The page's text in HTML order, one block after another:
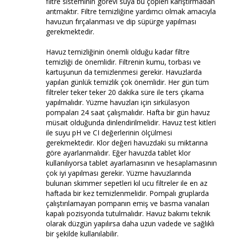
arıtmaktır. Filtre temizliğine yardımcı olmak amacıyla
havuzun fırçalanması ve dip süpürge yapılması
gerekmektedir.
Havuz temizliğinin önemli olduğu kadar filtre
temizliği de önemlidir. Filtrenin kumu, torbası ve
kartuşunun da temizlenmesi gerekir. Havuzlarda
yapılan günlük temizlik çok önemlidir. Her gün tüm
filtreler teker teker 20 dakika süre ile ters çıkama
yapılmalıdır. Yüzme havuzları için sirkülasyon
pompaları 24 saat çalışmalıdır. Hafta bir gün havuz
müsait olduğunda dinlendirilmelidir. Havuz test kitleri
ile suyu pH ve CI değerlerinin ölçülmesi
gerekmektedir. Klor değeri havuzdaki su miktarına
göre ayarlanmalıdır. Eğer havuzda tablet klor
kullanılıyorsa tablet ayarlamasının ve hesaplamasının
çok iyi yapılması gerekir. Yüzme havuzlarında
bulunan skimmer sepetleri kıl ucu filtreler ile en az
haftada bir kez temizlenmelidir. Pompalı gruplarda
çalıştırılamayan pompanın emiş ve basma vanaları
kapalı pozisyonda tutulmalıdır. Havuz bakımı teknik
olarak düzgün yapılırsa daha uzun vadede ve sağlıklı
bir şekilde kullanılabilir.